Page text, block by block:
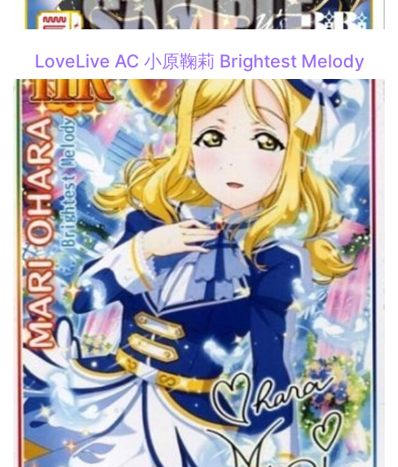
LoveLive AC 小原鞠莉 Brightest Melody